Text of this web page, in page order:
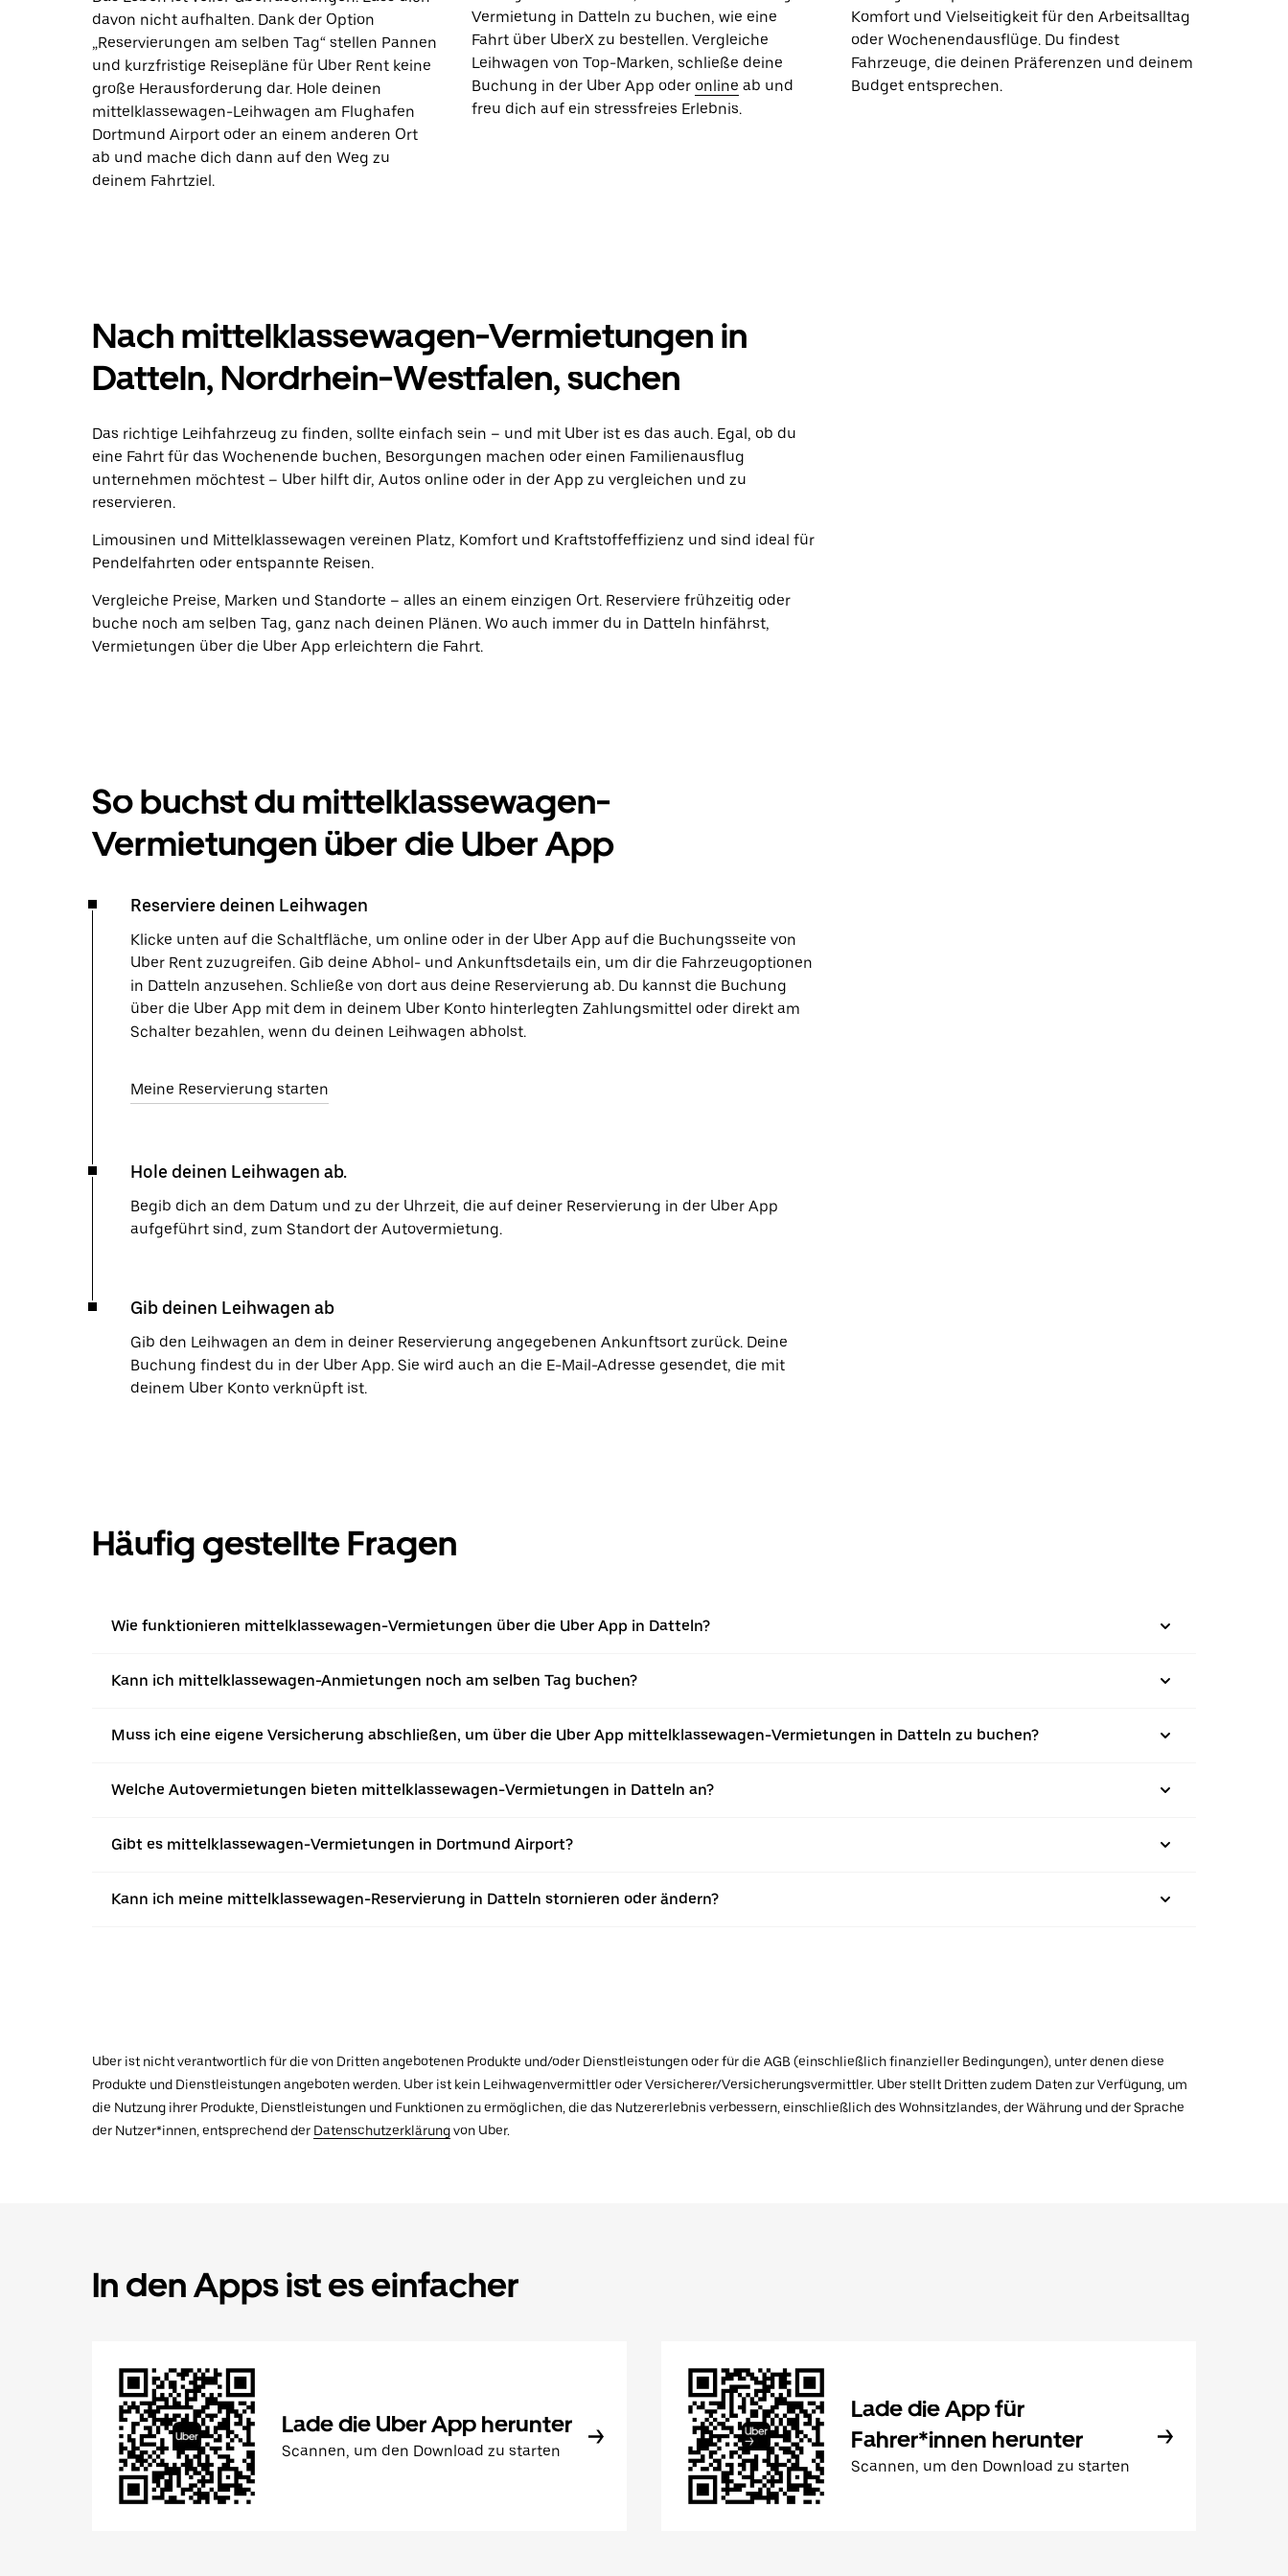
davon nicht aufhalten. Dank der Option
„Reservierungen am selben Tag“ stellen Pannen
und kurzfristige Reisepläne für Uber Rent keine
große Herausforderung dar. Hole deinen
mittelklassewagen-Leihwagen am Flughafen
Dortmund Airport oder an einem anderen Ort
ab und mache dich dann auf den Weg zu
deinem Fahrtziel.
Vermietung in Datteln zu buchen, wie eine
Fahrt über UberX zu bestellen. Vergleiche
Leihwagen von Top-Marken, schließe deine
Buchung in der Uber App oder online ab und
freu dich auf ein stressfreies Erlebnis.
Komfort und Vielseitigkeit für den Arbeitsalltag
oder Wochenendausflüge. Du findest
Fahrzeuge, die deinen Präferenzen und deinem
Budget entsprechen.
Nach mittelklassewagen-Vermietungen in
Datteln, Nordrhein-Westfalen, suchen
Das richtige Leihfahrzeug zu finden, sollte einfach sein – und mit Uber ist es das auch. Egal, ob du
eine Fahrt für das Wochenende buchen, Besorgungen machen oder einen Familienausflug
unternehmen möchtest – Uber hilft dir, Autos online oder in der App zu vergleichen und zu
reservieren.
Limousinen und Mittelklassewagen vereinen Platz, Komfort und Kraftstoffeffizienz und sind ideal für
Pendelfahrten oder entspannte Reisen.
Vergleiche Preise, Marken und Standorte – alles an einem einzigen Ort. Reserviere frühzeitig oder
buche noch am selben Tag, ganz nach deinen Plänen. Wo auch immer du in Datteln hinfährst,
Vermietungen über die Uber App erleichtern die Fahrt.
So buchst du mittelklassewagen-
Vermietungen über die Uber App
Reserviere deinen Leihwagen
Klicke unten auf die Schaltfläche, um online oder in der Uber App auf die Buchungsseite von
Uber Rent zuzugreifen. Gib deine Abhol- und Ankunftsdetails ein, um dir die Fahrzeugoptionen
in Datteln anzusehen. Schließe von dort aus deine Reservierung ab. Du kannst die Buchung
über die Uber App mit dem in deinem Uber Konto hinterlegten Zahlungsmittel oder direkt am
Schalter bezahlen, wenn du deinen Leihwagen abholst.
Meine Reservierung starten
Hole deinen Leihwagen ab.
Begib dich an dem Datum und zu der Uhrzeit, die auf deiner Reservierung in der Uber App
aufgeführt sind, zum Standort der Autovermietung.
Gib deinen Leihwagen ab
Gib den Leihwagen an dem in deiner Reservierung angegebenen Ankunftsort zurück. Deine
Buchung findest du in der Uber App. Sie wird auch an die E-Mail-Adresse gesendet, die mit
deinem Uber Konto verknüpft ist.
Häufig gestellte Fragen
Wie funktionieren mittelklassewagen-Vermietungen über die Uber App in Datteln?
Kann ich mittelklassewagen-Anmietungen noch am selben Tag buchen?
Muss ich eine eigene Versicherung abschließen, um über die Uber App mittelklassewagen-Vermietungen in Datteln zu buchen?
Welche Autovermietungen bieten mittelklassewagen-Vermietungen in Datteln an?
Gibt es mittelklassewagen-Vermietungen in Dortmund Airport?
Kann ich meine mittelklassewagen-Reservierung in Datteln stornieren oder ändern?
Uber ist nicht verantwortlich für die von Dritten angebotenen Produkte und/oder Dienstleistungen oder für die AGB (einschließlich finanzieller Bedingungen), unter denen diese
Produkte und Dienstleistungen angeboten werden. Uber ist kein Leihwagenvermittler oder Versicherer/Versicherungsvermittler. Uber stellt Dritten zudem Daten zur Verfügung, um
die Nutzung ihrer Produkte, Dienstleistungen und Funktionen zu ermöglichen, die das Nutzererlebnis verbessern, einschließlich des Wohnsitzlandes, der Währung und der Sprache
der Nutzer*innen, entsprechend der Datenschutzerklärungvon Uber.
In den Apps ist es einfacher
Lade die Uber App herunter
Scannen, um den Download zu starten
Lade die App für
Fahrer*innen herunter
Scannen, um den Download zu starten